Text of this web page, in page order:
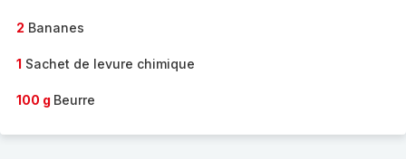
2 Bananes
1 Sachet de levure chimique
100 g Beurre